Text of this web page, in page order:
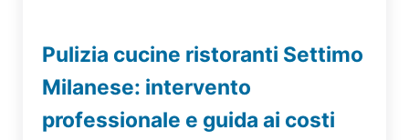
Pulizia cucine ristoranti Settimo
Milanese: intervento
professionale e guida ai costi